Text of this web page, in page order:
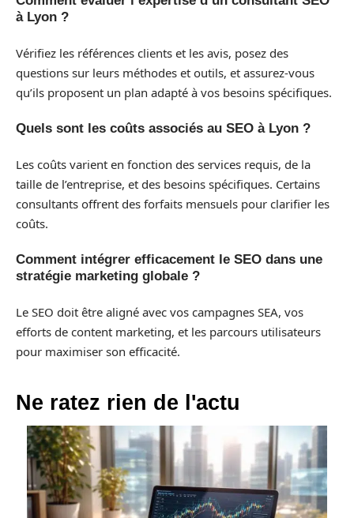
à Lyon ?
Vérifiez les références clients et les avis, posez des
questions sur leurs méthodes et outils, et assurez-vous
qu’ils proposent un plan adapté à vos besoins spécifiques.
Quels sont les coûts associés au SEO à Lyon ?
Les coûts varient en fonction des services requis, de la
taille de l’entreprise, et des besoins spécifiques. Certains
consultants offrent des forfaits mensuels pour clarifier les
coûts.
Comment intégrer efficacement le SEO dans une
stratégie marketing globale ?
Le SEO doit être aligné avec vos campagnes SEA, vos
efforts de content marketing, et les parcours utilisateurs
pour maximiser son efficacité.
Ne ratez rien de l'actu